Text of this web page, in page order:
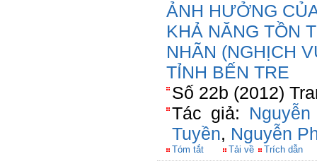
ẢNH HƯỞNG
KHẢ NĂNG TỒN
NHÃN (NGHỊCH
TỈNH BẾN TRE
Số 22b (2012)
Tác giả:
Tuyền, Nguyễn
Tóm tắt Tải về Trích dẫn